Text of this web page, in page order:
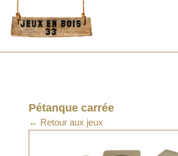
Aller
contenu
Pétanque carrée
← Retour aux jeux